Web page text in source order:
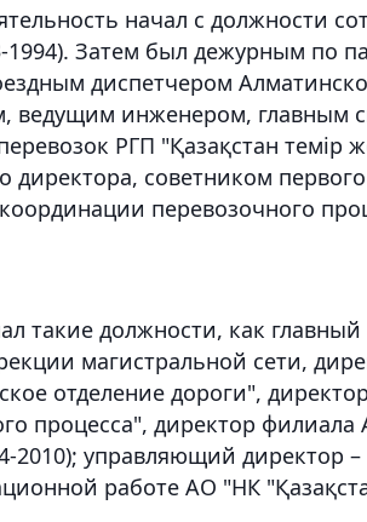
начал с должности
1994). Затем был дежурным по
диспетчером
ведущим инженером, главным
РГП "Қазақстан
директора, советником
перевозочного
такие должности, как
магистральной сети,
отделение дороги",
процесса", директор
2010); управляющий
работе АО "НК